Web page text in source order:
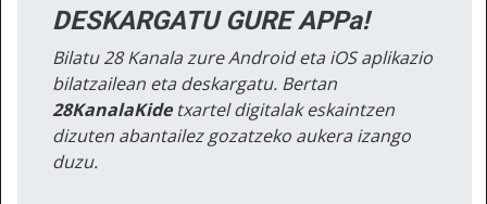
DESKARGATU GURE APPa!
Bilatu 28 Kanala zure Android eta iOS aplikazio
bilatzailean eta deskargatu. Bertan
28KanalaKidetxartel digitalak eskaintzen
dizuten abantailez gozatzeko aukera izango
duzu.